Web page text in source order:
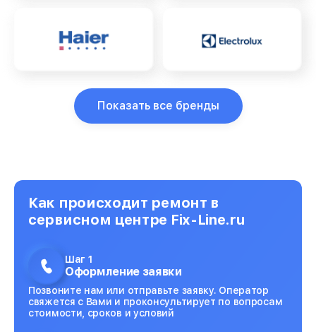
Показать все бренды
Как происходит ремонт в
сервисном центре Fix-Line.ru
Шаг 1
Оформление заявки
Позвоните нам или отправьте заявку. Оператор
свяжется с Вами и проконсультирует по вопросам
стоимости, сроков и условий